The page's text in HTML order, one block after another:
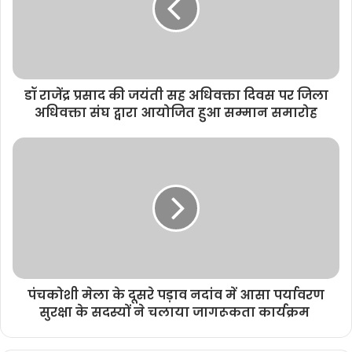
डॉ राजेंद्र प्रसाद की जयंती सह अधिवक्ता दिवस पर जिला
अधिवक्ता संघ द्वारा आयोजित हुआ सम्मान समारोह
पंचकोशी मेला के दूसरे पड़ाव नदांव में आसा पर्यावरण
सुरक्षा के सदस्यों ने चलाया जागरूकता कार्यक्रम